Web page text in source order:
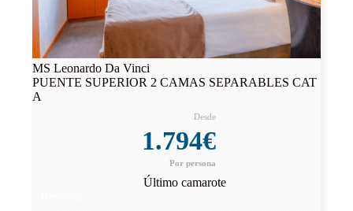
MS Leonardo Da Vinci
PUENTE SUPERIOR 2 CAMAS SEPARABLES CAT
A
1.794€
Último camarote